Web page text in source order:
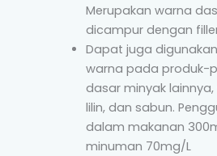
Merupakan warna
dicampur dengan
Dapat juga
warna pada produk-
dasar minyak
lilin, dan sabun.
dalam makanan
minuman 70mg/L